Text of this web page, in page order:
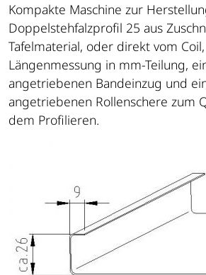
Kompakte Maschine zur
Doppelstehfalzprofil 25 aus
Tafelmaterial, oder direkt vom
Längenmessung in mm-Teilung,
angetriebenen Bandeinzug und
angetriebenen Rollenschere zum
dem Profilieren.